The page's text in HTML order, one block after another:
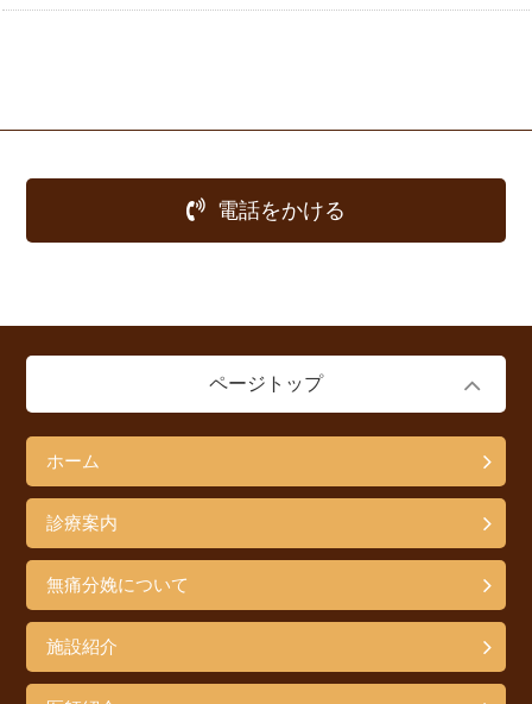
電話をかける
ページトップ
ホーム
診療案内
無痛分娩について
施設紹介